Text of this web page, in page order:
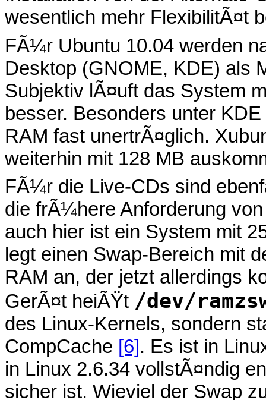
wesentlich mehr FlexibilitÃ¤t
FÃ¼r Ubuntu 10.04 werden
Desktop (GNOME, KDE) als
Subjektiv lÃ¤uft das System
besser. Besonders unter
RAM fast unertrÃ¤glich.
weiterhin mit 128 MB
FÃ¼r die Live-CDs sind
die frÃ¼here Anforderung
auch hier ist ein System mit
legt einen Swap-Bereich mit
RAM an, der jetzt allerdings
GerÃ¤t heiÃŸt /dev/
des Linux-Kernels, sondern
CompCache [6]. Es ist in
in Linux 2.6.34 vollstÃ¤ndig
sicher ist. Wieviel der Swap